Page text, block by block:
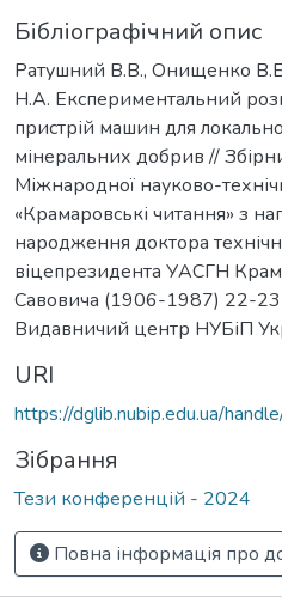
Бібліографічний опис
Ратушний В.В., Онищенко
Н.А. Експериментальний
пристрій машин для
мінеральних добрив //
Міжнародної науково-
«Крамаровські читання» з
народження доктора
віцепрезидента УАСГН
Савовича (1906-1987) 22-
Видавничий центр НУБіП
URI
https://dglib.nubip.edu.ua/
Зібрання
Тези конференцій - 2024
Повна інформація про